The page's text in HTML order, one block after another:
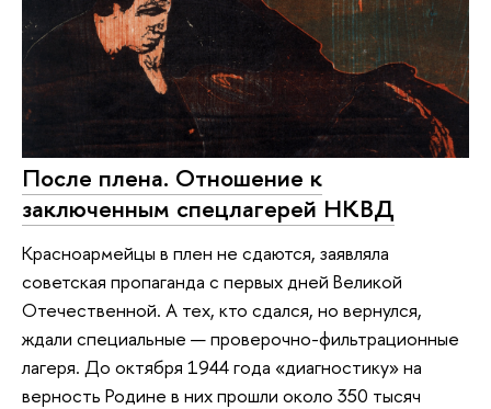
После плена. Отношение к
заключенным спецлагерей НКВД
Красноармейцы в плен не сдаются, заявляла
советская пропаганда с первых дней Великой
Отечественной. А тех, кто сдался, но вернулся,
ждали специальные — проверочно-фильтрационные
лагеря. До октября 1944 года «диагностику» на
верность Родине в них прошли около 350 тысяч